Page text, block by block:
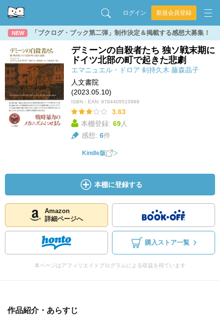
ログイン 新規会員登録
NEW 「ブクログ・ブック第二弾」制作決定＆掲載する感想大募集！
デミーンの自殺者たち 独ソ戦末期に
ドイツ北部の町で起きた悲劇
エマニュエル・ドロア 剣持久木 藤森晶子
人文書院
(2023.05.10)
ISBN・EAN: 9784409510988
3.63
本棚登録: 69人
感想: 6件
Kindle版
本棚に登録する
Amazon
詳細ページへ
購入ストア一覧
本ページはアフィリエイトプログラムによる収益を得ています
作品紹介・あらすじ